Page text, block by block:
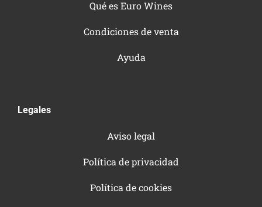
Qué es Euro Wines
Condiciones de venta
Ayuda
Legales
Aviso legal
Política de privacidad
Política de cookies